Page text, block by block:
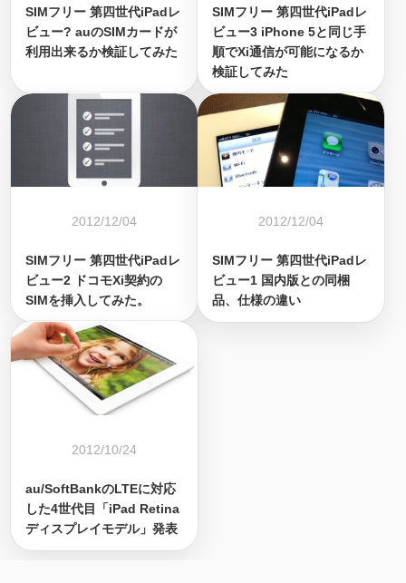
SIMフリー 第四世代iPadレ
ビュー? auのSIMカードが
利用出来るか検証してみた
SIMフリー 第四世代iPadレ
ビュー3 iPhone 5と同じ手
順でXi通信が可能になるか
検証してみた
2012/12/04
SIMフリー 第四世代iPadレ
ビュー2 ドコモXi契約の
SIMを挿入してみた。
2012/12/04
SIMフリー 第四世代iPadレ
ビュー1 国内版との同梱
品、仕様の違い
2012/10/24
au/SoftBankのLTEに対応
した4世代目「iPad Retina
ディスプレイモデル」発表